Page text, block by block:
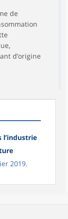
de
d’origine
l’industrie
2019.